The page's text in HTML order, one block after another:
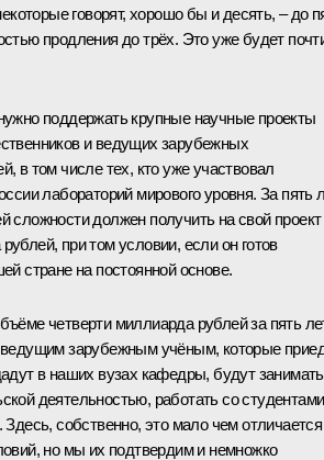
говорят, хорошо бы и десять, – до
продления до трёх. Это уже будет
поддержать крупные научные проекты
и ведущих зарубежных
в том числе тех, кто уже участвовал
лабораторий мирового уровня. За пять
сложности должен получить на свой проект
при том условии, если он готов
стране на постоянной основе.
четверти миллиарда рублей за пять
ведущим зарубежным учёным, которые
в наших вузах кафедры, будут
деятельностью, работать со студентами
Здесь, собственно, это мало чем отличается
но мы их подтвердим и немножко